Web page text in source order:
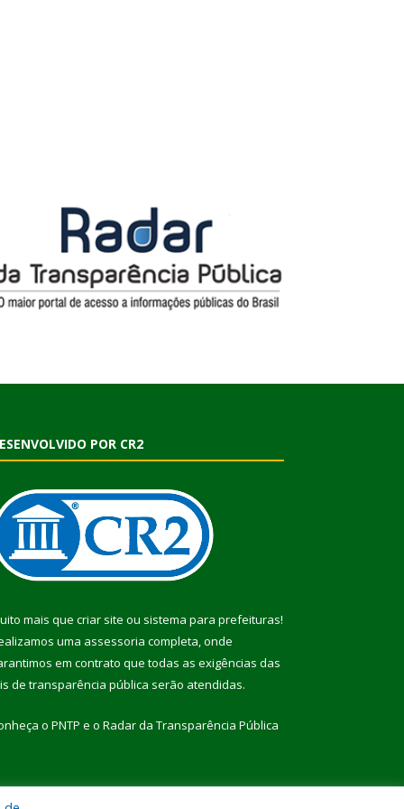
POR CR2
mais que criar site ou sistema para prefeituras!
uma assessoria completa, onde
em contrato que todas as exigências das
de transparência pública serão atendidas.
o PNTP e o Radar da Transparência Pública